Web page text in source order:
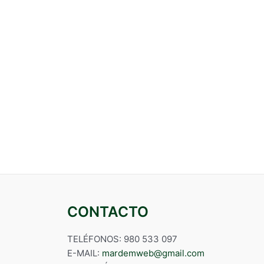
CONTACTO
TELÉFONOS: 980 533 097
E-MAIL: mardemweb@gmail.com